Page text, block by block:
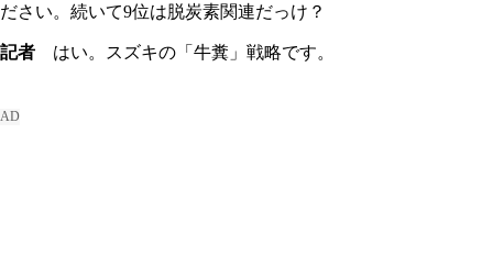
ださい。続いて9位は脱炭素関連だっけ？
記者 はい。スズキの「牛糞」戦略です。